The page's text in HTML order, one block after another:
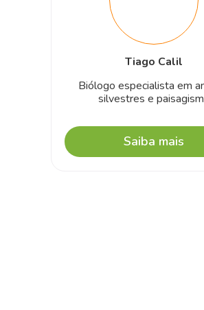
Tiago Calil
Biólogo especialista em
silvestres e
Saiba mais